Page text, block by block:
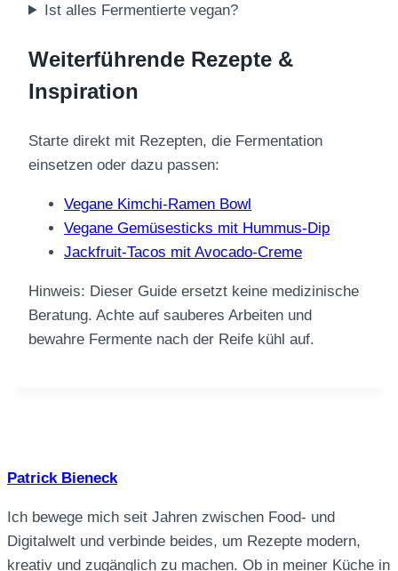
Ist alles Fermentierte vegan?
Weiterführende Rezepte &
Inspiration
Starte direkt mit Rezepten, die Fermentation
einsetzen oder dazu passen:
Vegane Kimchi-Ramen Bowl
Vegane Gemüsesticks mit Hummus-Dip
Jackfruit-Tacos mit Avocado-Creme
Hinweis: Dieser Guide ersetzt keine medizinische
Beratung. Achte auf sauberes Arbeiten und
bewahre Fermente nach der Reife kühl auf.
Patrick Bieneck
Ich bewege mich seit Jahren zwischen Food- und
Digitalwelt und verbinde beides, um Rezepte modern,
kreativ und zugänglich zu machen. Ob in meiner Küche in